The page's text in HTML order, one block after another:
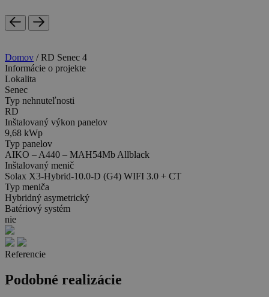
Domov /RD Senec 4
Informácie o projekte
Lokalita
Senec
Typ nehnuteľnosti
RD
Inštalovaný výkon panelov
9,68 kWp
Typ panelov
AIKO – A440 – MAH54Mb Allblack
Inštalovaný menič
Solax X3-Hybrid-10.0-D (G4) WIFI 3.0 + CT
Typ meniča
Hybridný asymetrický
Batériový systém
nie
Referencie
Podobné realizácie